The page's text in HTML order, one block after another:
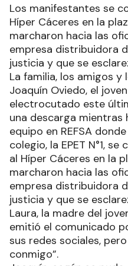
Los manifestantes se
Híper Cáceres en la
marcharon hacia las
empresa distribuidora
justicia y que se
La familia, los amigos
Joaquín Oviedo, el
electrocutado este
una descarga mientras
equipo en REFSA
colegio, la EPET N°1,
al Híper Cáceres en la
marcharon hacia las
empresa distribuidora
justicia y que se
Laura, la madre del
emitió el comunicado
sus redes sociales,
conmigo”.